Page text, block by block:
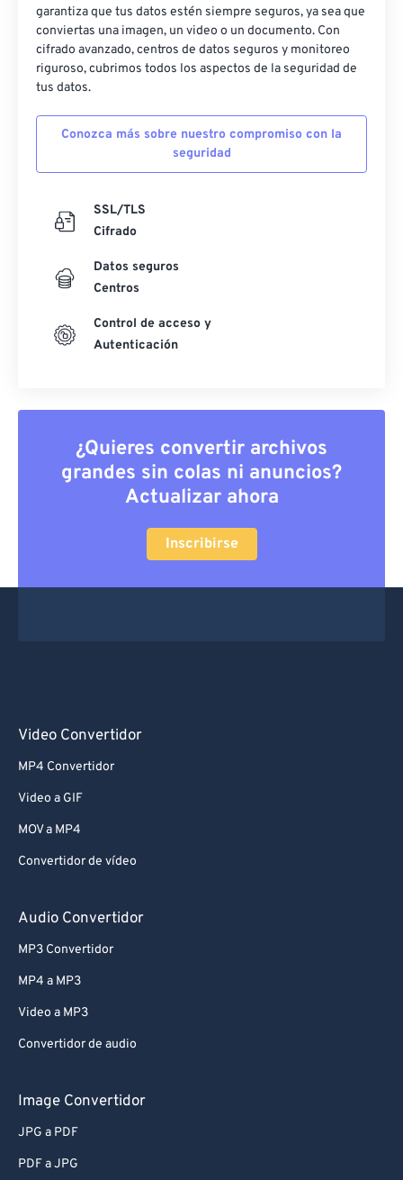
garantiza que tus datos estén siempre seguros, ya sea que
conviertas una imagen, un video o un documento. Con
cifrado avanzado, centros de datos seguros y monitoreo
riguroso, cubrimos todos los aspectos de la seguridad de
tus datos.
Conozca más sobre nuestro compromiso con la
seguridad
SSL/TLS
Cifrado
Datos seguros
Centros
Control de acceso y
Autenticación
¿Quieres convertir archivos
grandes sin colas ni anuncios?
Actualizar ahora
Inscribirse
Video Convertidor
MP4 Convertidor
Video a GIF
MOV a MP4
Convertidor de vídeo
Audio Convertidor
MP3 Convertidor
MP4 a MP3
Video a MP3
Convertidor de audio
Image Convertidor
JPG a PDF
PDF a JPG